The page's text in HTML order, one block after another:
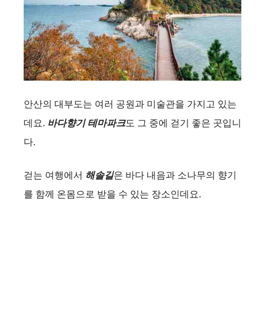
안산의 대부도는 여러 공원과 미술관을 가지고 있는
데요. 바다향기 테마파크도 그 중에 걷기 좋은 곳입니
다.
걷는 여행에서 해솔길은 바다 내음과 소나무의 향기
를 함께 온몸으로 받을 수 있는 장소인데요.